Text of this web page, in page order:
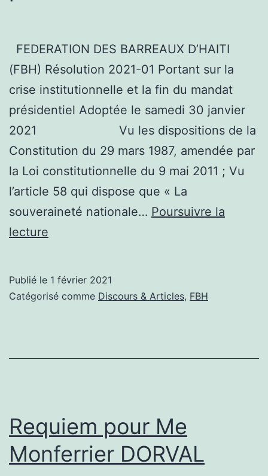
FEDERATION DES BARREAUX D’HAITI
(FBH) Résolution 2021-01 Portant sur la
crise institutionnelle et la fin du mandat
présidentiel Adoptée le samedi 30 janvier
2021 Vu les dispositions de la
Constitution du 29 mars 1987, amendée par
la Loi constitutionnelle du 9 mai 2011 ; Vu
l’article 58 qui dispose que « La
souveraineté nationale… Poursuivre la
lecture
FBH
fin
du
Publié le 1 février 2021
Catégorisé comme Discours & Articles, FBH
Requiem pour Me
Monferrier DORVAL